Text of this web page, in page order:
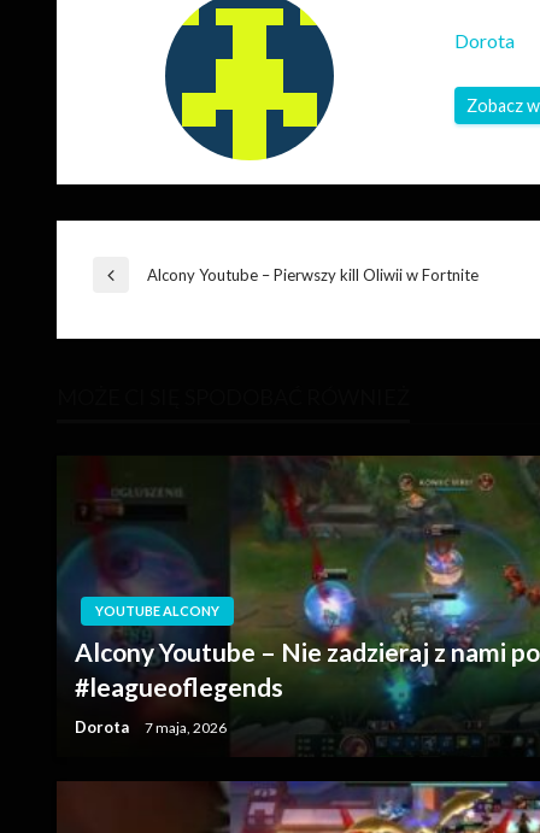
Dorota
Zobacz
Nawigacja
wpisu
PoprzedniAlcony Youtube – Pierwszy kill Oliwii w Fortnite
YOUTUBE ALCONY
Alcony Youtube – Nie zadzieraj z nami
#leagueoflegends
Dorota 7 maja, 2026